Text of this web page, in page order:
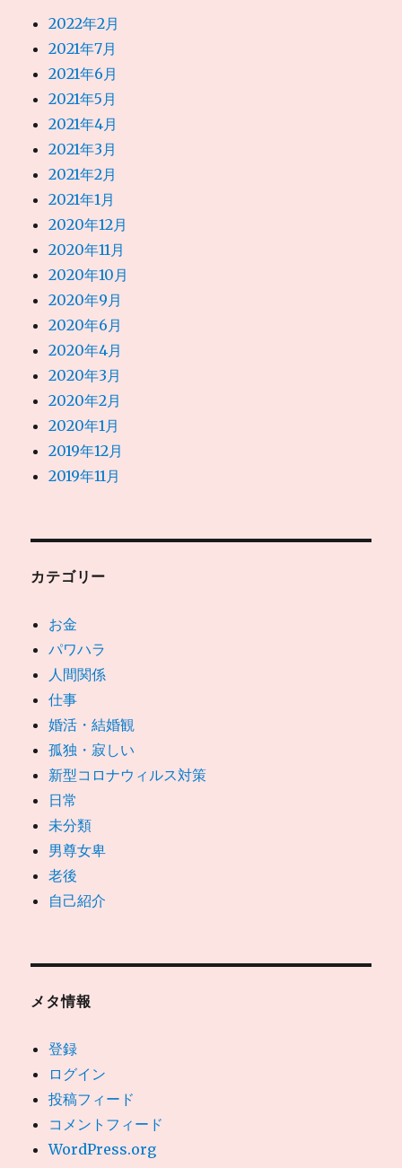
2022年2月
2021年7月
2021年6月
2021年5月
2021年4月
2021年3月
2021年2月
2021年1月
2020年12月
2020年11月
2020年10月
2020年9月
2020年6月
2020年4月
2020年3月
2020年2月
2020年1月
2019年12月
2019年11月
カテゴリー
お金
パワハラ
人間関係
仕事
婚活・結婚観
孤独・寂しい
新型コロナウィルス対策
日常
未分類
男尊女卑
老後
自己紹介
メタ情報
登録
ログイン
投稿フィード
コメントフィード
WordPress.org